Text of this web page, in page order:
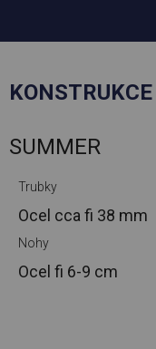
KONSTRUKCE
SUMMER
Trubky
Ocel ccafi 38 mm
Nohy
Ocel fi 6-9 cm